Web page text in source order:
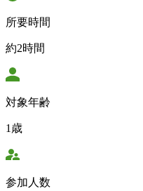
所要時間
約2時間
対象年齢
1歳
参加人数